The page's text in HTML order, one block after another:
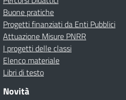
Buone pratiche
Progetti finanziati da Enti Pubblici
Attuazione Misure PNRR
I progetti delle classi
Elenco materiale
Libri di testo
Novità